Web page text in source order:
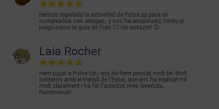
Hemos regalado la actividad de Pulse up para un
cumpleaños con amigas, y nos ha encantado, tanto el
juego como la guía de Fran.👌🏽 Un exitazo!! 😊
Laia Rocher
Hem jugat a Pulse Up i ens ho hem passat molt bé. Molt
contents amb el treball de l'Estel, que ens ha explicat tot
molt clarament i ha fet l'activitat més divertida.
Recomanat!